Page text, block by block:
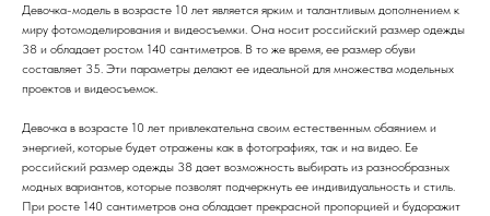
Девочка-модель в возрасте 10 лет является ярким и талантливым дополнением к
миру фотомоделирования и видеосъемки. Она носит российский размер одежды
38 и обладает ростом 140 сантиметров. В то же время, ее размер обуви
составляет 35. Эти параметры делают ее идеальной для множества модельных
проектов и видеосъемок.
Девочка в возрасте 10 лет привлекательна своим естественным обаянием и
энергией, которые будет отражены как в фотографиях, так и на видео. Ее
российский размер одежды 38 дает возможность выбирать из разнообразных
модных вариантов, которые позволят подчеркнуть ее индивидуальность и стиль.
При росте 140 сантиметров она обладает прекрасной пропорцией и будоражит